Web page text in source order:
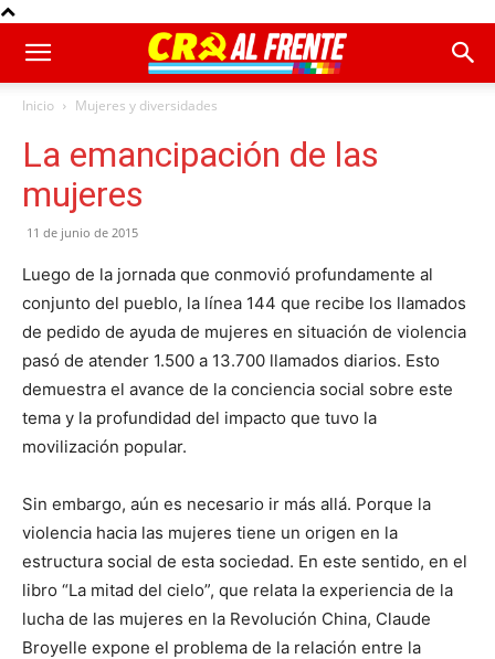
Inicio Mujeres y diversidades
La emancipación de las
mujeres
11 de junio de 2015
Luego de la jornada que conmovió profundamente al
conjunto del pueblo, la línea 144 que recibe los llamados
de pedido de ayuda de mujeres en situación de violencia
pasó de atender 1.500 a 13.700 llamados diarios. Esto
demuestra el avance de la conciencia social sobre este
tema y la profundidad del impacto que tuvo la
movilización popular.
Sin embargo, aún es necesario ir más allá. Porque la
violencia hacia las mujeres tiene un origen en la
estructura social de esta sociedad. En este sentido, en el
libro “La mitad del cielo”, que relata la experiencia de la
lucha de las mujeres en la Revolución China, Claude
Broyelle expone el problema de la relación entre la